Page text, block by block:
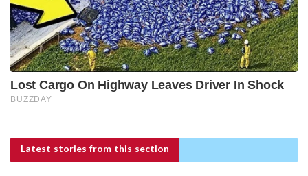
Latest stories from this section